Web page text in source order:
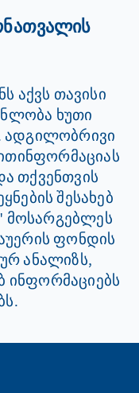
აქვს თავისი
ხუთი
ადგილობრივი
თქვენთვის
შესახებ
მოსარგებლეს
ფონდის
ანალიზს,
ინფორმაციებს